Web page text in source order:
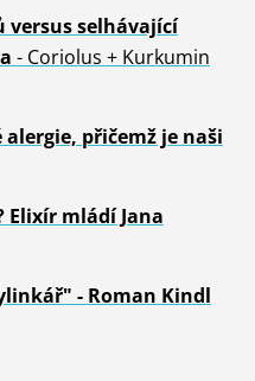
versus selhávající
- Coriolus + Kurkumin
přičemž je naši
Elixír mládí Jana
- Roman Kindl